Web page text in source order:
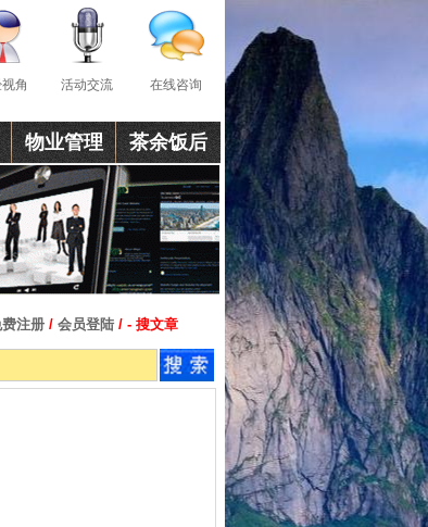
角 活动交流 在线咨询
物业管理 茶余饭后
注册 / 会员登陆 / - 搜文章